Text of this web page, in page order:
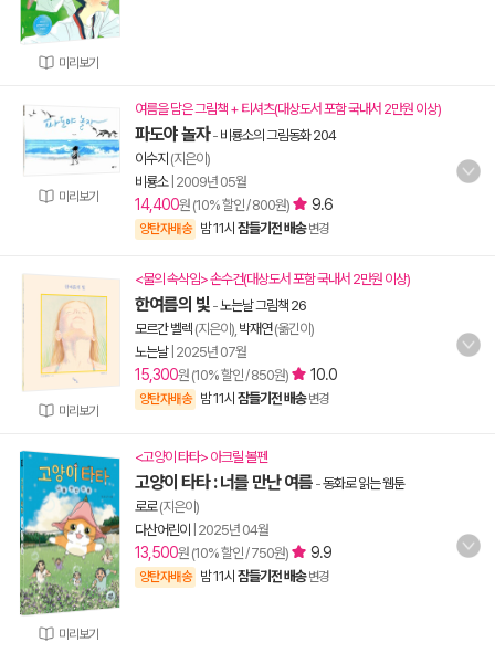
미리보기
미리보기
여름을 담은 그림책 + 티셔츠(대상도서 포함 국내서 2만원 이상)
파도야 놀자- 비룡소의 그림동화 204
이수지 (지은이)
비룡소| 2009년 05월
14,400원 (10% 할인 / 800원) 9.6
양탄자배송 밤 11시 잠들기전 배송 변경
미리보기
<물의 속삭임> 손수건(대상도서 포함 국내서 2만원 이상)
한여름의 빛 -노는날 그림책 26
모르간 벨렉 (지은이), 박재연(옮긴이)
노는날| 2025년 07월
15,300원 (10% 할인 / 850원) 10.0
양탄자배송 밤 11시 잠들기전 배송 변경
미리보기
<고양이 타타> 아크릴 볼펜
고양이 타타 : 너를 만난 여름 -동화로 읽는 웹툰
로로(지은이)
다산어린이
2025년 04월
13,500원 (10% 할인 / 750원) 9.9
양탄자배송 밤 11시 잠들기전 배송 변경